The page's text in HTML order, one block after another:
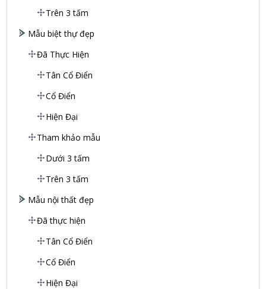
Trên 3 tấm
Mẫu biệt thự đẹp
Đã Thực Hiện
Tân Cổ Điển
Cổ Điển
Hiện Đại
Tham khảo mẫu
Dưới 3 tấm
Trên 3 tấm
Mẫu nội thất đẹp
Đã thực hiện
Tân Cổ Điển
Cổ Điển
Hiện Đại